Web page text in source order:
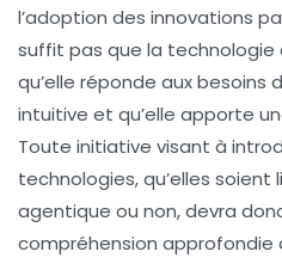
l’adoption des innovations
suffit pas que la technologie
qu’elle réponde aux besoins
intuitive et qu’elle apporte
Toute initiative visant à
technologies, qu’elles
agentique ou non, devra
compréhension approfondie